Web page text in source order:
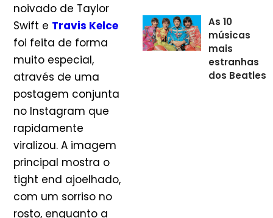
noivado de Taylor
Swift e Travis Kelce
foi feita de forma
muito especial,
através de uma
postagem conjunta
no Instagram que
rapidamente
viralizou. A imagem
principal mostra o
tight end ajoelhado,
com um sorriso no
rosto, enquanto a
As 10
músicas
mais
estranhas
dos Beatles